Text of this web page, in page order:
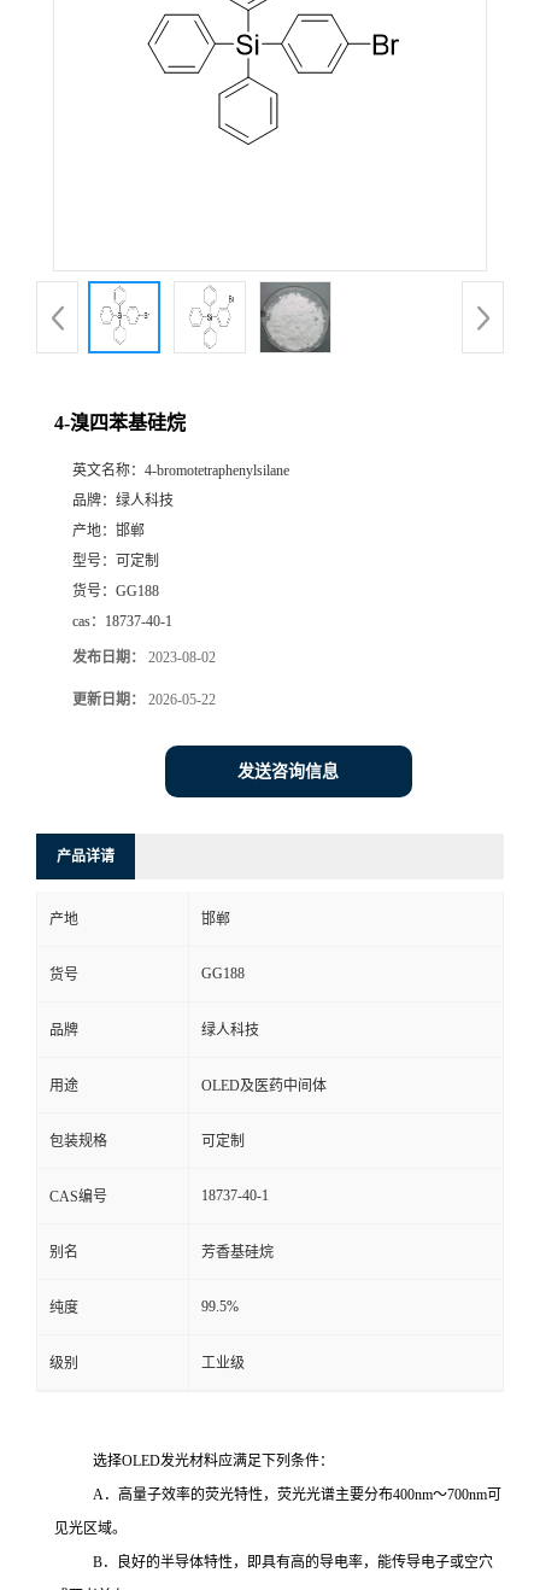
4-溴四苯基硅烷
英文名称： 4-bromotetraphenylsilane
品牌： 绿人科技
产地： 邯郸
型号：
可定制
货号： GG188
cas： 18737-40-1
发布日期： 2023-08-02
更新日期： 2026-05-22
发送咨询信息
产品详请
产地 邯郸
货号 GG188
品牌 绿人科技
用途 OLED及医药中间体
包装规格 可定制
CAS编号 18737-40-1
别名 芳香基硅烷
纯度 99.5%
级别 工业级
选择OLED发光材料应满足下列条件：
A．高量子效率的荧光特性，荧光光谱主要分布400nm～700nm可
见光区域。
B．良好的半导体特性，即具有高的导电率，能传导电子或空穴